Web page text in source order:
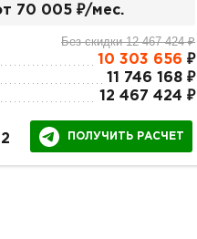
70 005 ₽/мес.
Без скидки 12 467 424 ₽
10 303 656 ₽
11 746 168 ₽
12 467 424 ₽
2 ПОЛУЧИТЬ РАСЧЕТ